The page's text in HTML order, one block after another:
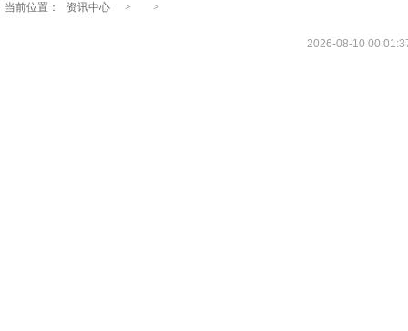
当前位置： 资讯中心 > >
2026-08-10